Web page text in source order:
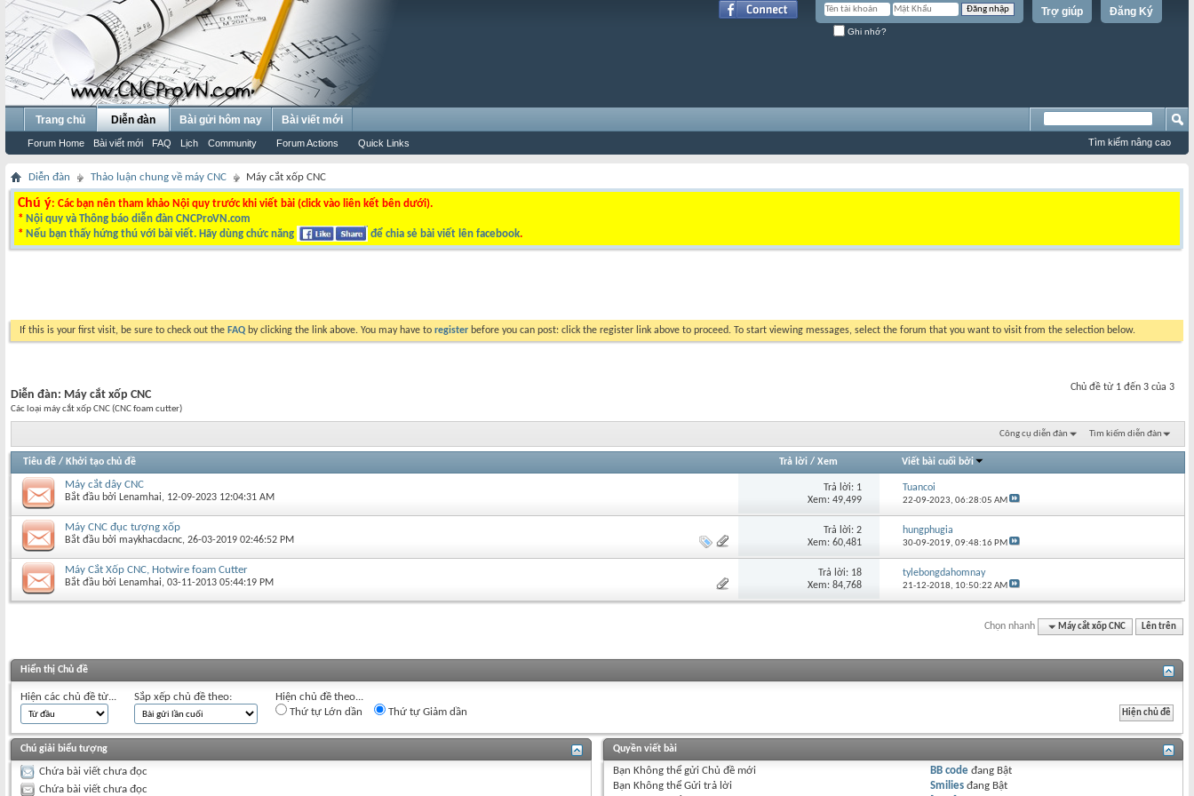
Đăng Ký
Trợ giúp
Ghi nhớ?
Trang chủ Diễn đàn
Forum Home Bài viết mới FAQ Lịch Community Forum Actions Quick Links
Bài gửi hôm nay Bài viết mới
Tìm kiếm nâng cao
Diễn đàn Thảo luận chung về máy CNC Máy cắt xốp CNC
Chú ý: Các bạn nên tham khảo Nội quy trước khi viết bài (click vào liên kết bên dưới).
* Nội quy và Thông báo diễn đàn CNCProVN.com
* Nếu bạn thấy hứng thú với bài viết. Hãy dùng chức năng để chia sẻ bài viết lên facebook.
If this is your first visit, be sure to check out the FAQ by clicking the link above. You may have to register before you can post: click the register link above to proceed. To start viewing messages, select the forum that you want to visit from the selection below.
Chủ đề từ 1 đến 3 của 3
Diễn đàn: Máy cắt xốp CNC
Các loại máy cắt xốp CNC (CNC foam cutter)
Công cụ diễn đàn Tìm kiếm diễn đàn
Tiêu đề / Khởi tạo chủ đề Trả lời/ Xem Viết bài cuối bởi
Máy cắt dây CNC
Bắt đầu bởi Lenamhai‎, 12-09-2023 12:04:31 AM
Trả lời: 1
Xem: 49,499
Tuancoi
22-09-2023,06:28:05 AM
Máy CNC đục tượng xốp
Bắt đầu bởi maykhacdacnc‎, 26-03-2019 02:46:52 PM
Trả lời: 2
Xem: 60,481
hungphugia
30-09-2019,09:48:16 PM
Máy Cắt Xốp CNC, Hotwire foam Cutter
Bắt đầu bởi Lenamhai‎, 03-11-2013 05:44:19 PM
Trả lời: 18
Xem: 84,768
tylebongdahomnay
21-12-2018, 10:50:22 AM
Chọn nhanh Máy cắt xốp CNC Lên trên
Hiển thị Chủ đề
Hiện các chủ đề từ... Sắp xếp chủ đề theo:
Hiện chủ đề theo...
Thứ tự Lớn dần
Thứ tự Giảm dần
Chú giải biểu tượng
Chứa bài viết chưa đọc
Chứa bài viết chưa đọc
Quyền viết bài
Bạn Không thểgửi Chủ đề mới
Bạn Không thểGửi trả lời
BB code đang Bật
Smilies đang Bật